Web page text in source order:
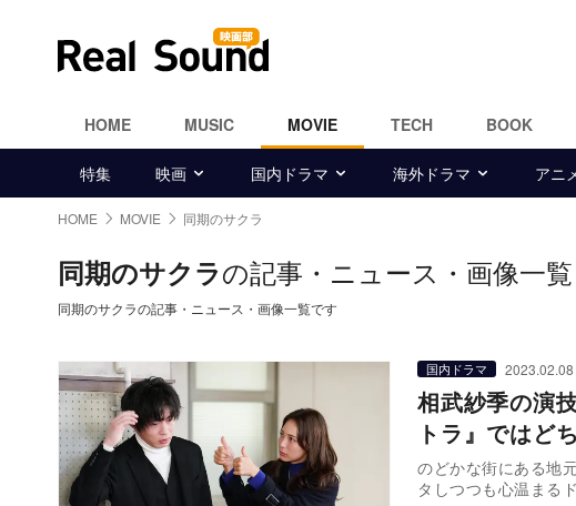
HOME MUSIC MOVIE TECH BOOK
特集 映画 国内ドラマ 海外ドラマ アニ
HOME MOVIE 同期のサクラ
同期のサクラの記事・ニュース・画像一覧
同期のサクラの記事・ニュース・画像一覧です
国内ドラマ
相武紗季の演
トラ』ではど
のどかな街にある地
タしつつも心温まる